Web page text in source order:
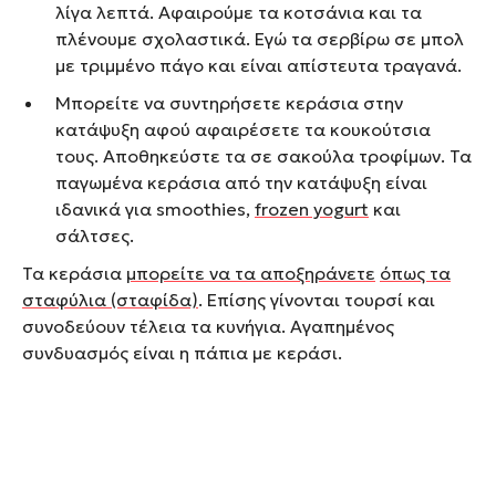
λίγα λεπτά. Αφαιρούμε τα κοτσάνια και τα
πλένουμε σχολαστικά. Εγώ τα σερβίρω σε μπολ
με τριμμένο πάγο και είναι απίστευτα τραγανά.
Μπορείτε να συντηρήσετε κεράσια στην
κατάψυξη αφού αφαιρέσετε τα κουκούτσια
τους. Αποθηκεύστε τα σε σακούλα τροφίμων. Τα
παγωμένα κεράσια από την κατάψυξη είναι
ιδανικά για smoothies, frozen yogurt και
σάλτσες.
Τα κεράσια μπορείτε να τα αποξηράνετε όπως τα
σταφύλια (σταφίδα). Επίσης γίνονται τουρσί και
συνοδεύουν τέλεια τα κυνήγια. Αγαπημένος
συνδυασμός είναι η πάπια με κεράσι.